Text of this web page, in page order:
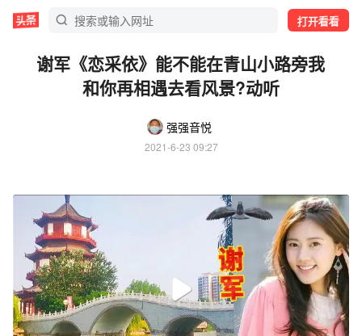
打开看看
谢军《恋采依》能不能在青山小路旁我
和你再相遇去看风景?动听
强强音悦
2021-6-23 09:27